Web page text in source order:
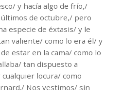
y hacía algo de frío,/
de octubre,/ pero
especie de éxtasis/ y le
valiente/ como lo era él/ y
estar en la cama/ como lo
tan dispuesto a
locura/ como
Nos vestimos/ sin